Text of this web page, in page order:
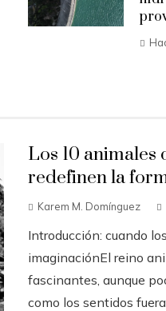
Los 10 animales
redefinen la
Karem M. Domínguez
Introducción: cuando
imaginaciónEl reino
fascinantes, aunque
como los sentidos